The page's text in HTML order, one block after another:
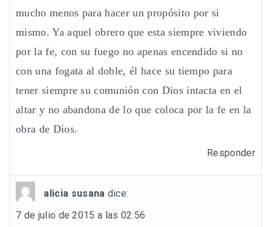
mucho menos para hacer un propósito por si
mismo. Ya aquel obrero que esta siempre viviendo
por la fe, con su fuego no apenas encendido si no
con una fogata al doble, él hace su tiempo para
tener siempre su comunión con Dios intacta en el
altar y no abandona de lo que coloca por la fe en la
obra de Dios.
Responder
alicia susana dice:
7 de julio de 2015 a las 02:56